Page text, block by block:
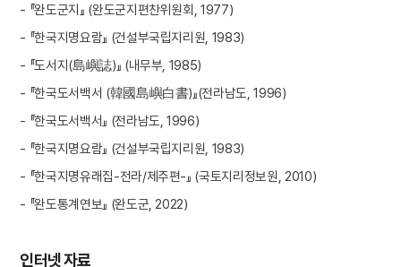
- 『완도군지』 (완도군지편찬위원회, 1977)
- 『한국지명요람』 (건설부국립지리원, 1983)
- 『도서지(島嶼誌)』 (내무부, 1985)
- 『한국도서백서 (韓國島嶼白書)』(전라남도, 1996)
- 『한국도서백서』 (전라남도, 1996)
- 『한국지명요람』 (건설부국립지리원, 1983)
- 『한국지명유래집-전라/제주편-』 (국토지리정보원, 2010)
- 『완도통계연보』 (완도군, 2022)
인터넷 자료